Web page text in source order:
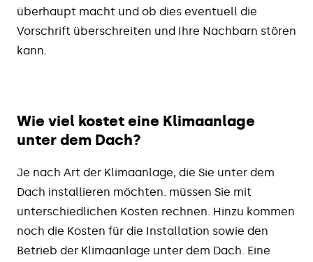
überhaupt macht und ob dies eventuell die
Vorschrift überschreiten und Ihre Nachbarn stören
kann.
Wie viel kostet eine Klimaanlage
unter dem Dach?
Je nach Art der Klimaanlage, die Sie unter dem
Dach installieren möchten. müssen Sie mit
unterschiedlichen Kosten rechnen. Hinzu kommen
noch die Kosten für die Installation sowie den
Betrieb der Klimaanlage unter dem Dach. Eine